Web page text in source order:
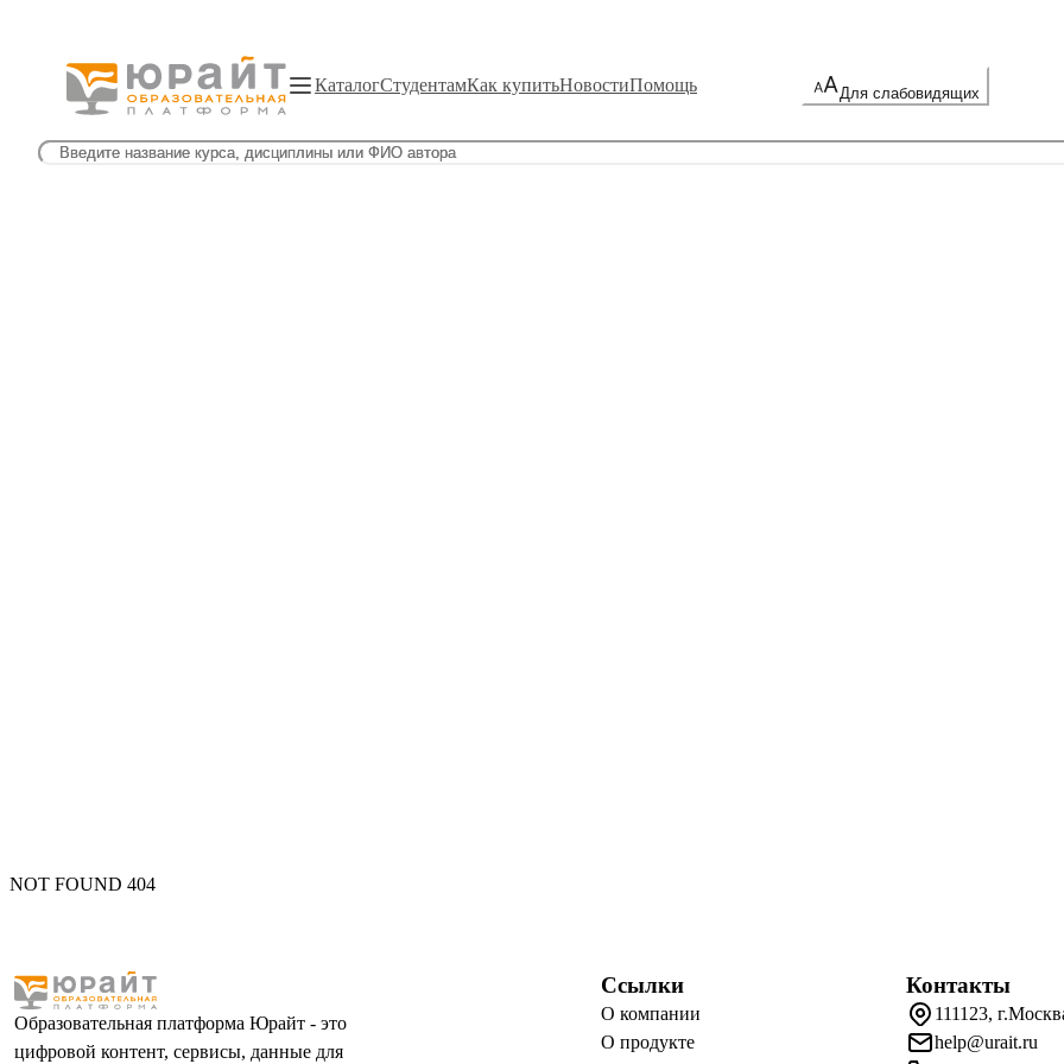
КаталогСтудентамКак купитьНовостиПомощь Для слабовидящих
NOT FOUND 404
Образовательная платформа Юрайт - это
цифровой контент, сервисы, данные для
Ссылки
О компании
О продукте
Контакты
111123,
help@urait.ru